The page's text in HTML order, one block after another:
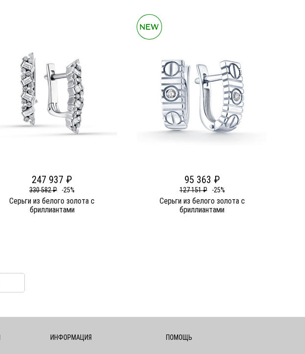
247 937 ₽
330 582 ₽ -25%
Серьги из белого золота c
бриллиантами
95 363 ₽
127 151 ₽ -25%
Серьги из белого золота c
бриллиантами
ИНФОРМАЦИЯ ПОМОЩЬ